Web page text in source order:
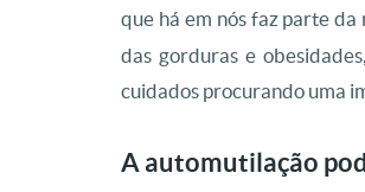
que há em nós faz parte da
das gorduras e
cuidados procurando uma
A automutilação